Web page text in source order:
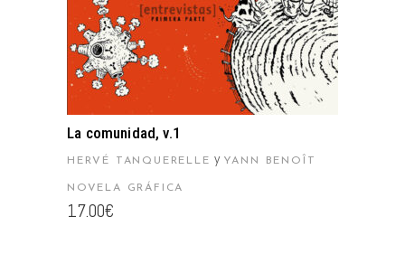
La comunidad, v.1
HERVÉ TANQUERELLE y YANN BENOÎT
NOVELA GRÁFICA
17.00€